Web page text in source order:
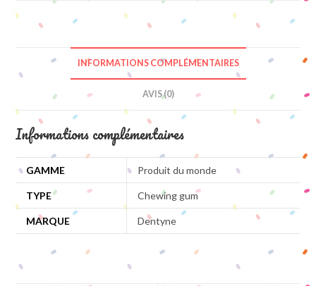
INFORMATIONS COMPLÉMENTAIRES
AVIS (0)
Informations complémentaires
GAMME Produit du monde
TYPE Chewing gum
MARQUE Dentyne